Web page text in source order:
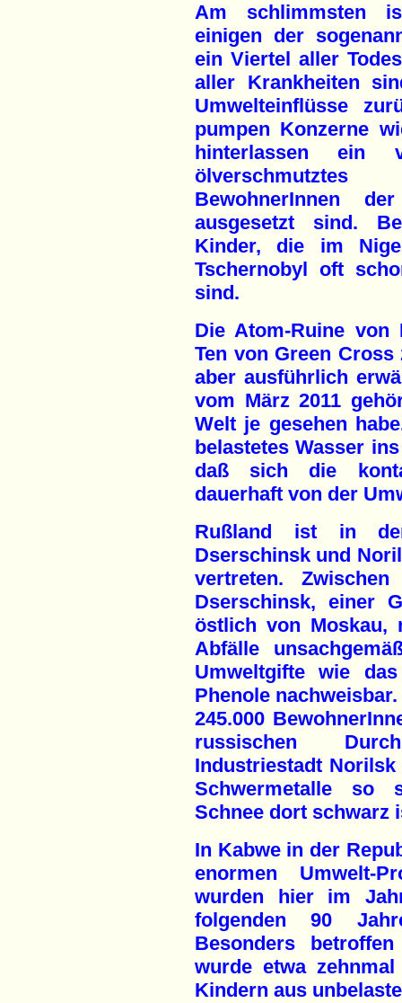
Am schlimmsten
einigen der
ein Viertel aller
aller Krankheiten
Umwelteinflüsse
pumpen Konzerne
hinterlassen ein
BewohnerInnen
ausgesetzt sind.
Kinder, die im
Tschernobyl oft
sind.
Die Atom-Ruine von
Ten von Green
aber ausführlich
vom März 2011
Welt je gesehen
belastetes Wasser
daß sich die
dauerhaft von der
Rußland ist in
Dserschinsk und
vertreten.
Dserschinsk, einer
östlich von Moskau,
Abfälle
Umweltgifte wie
Phenole
245.000
russischen
Industriestadt
Schwermetalle so
Schnee dort schwarz
In Kabwe in der
enormen Umwelt-
wurden hier im
folgenden 90
Besonders
wurde etwa
Kindern aus